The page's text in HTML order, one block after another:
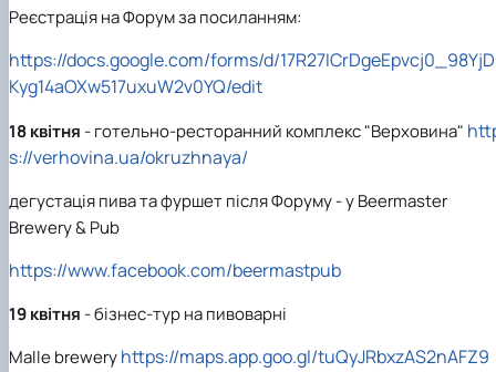
Реєстрація на Форум за посиланням:
https://docs.google.com/forms/d/17R27ICrDgeEpvcj0_98YjD
Kyg14aOXw517uxuW2v0YQ/edit
18 квітня - готельно-ресторанний комплекс "Верховина"
s://verhovina.ua/okruzhnaya/
дегустація пива та фуршет після Форуму - у Beermaster
Brewery & Pub
https://www.facebook.com/beermastpub
19 квітня - бізнес-тур на пивоварні
Malle brеweryhttps://maps.app.goo.gl/tuQyJRbxzAS2nAFZ9